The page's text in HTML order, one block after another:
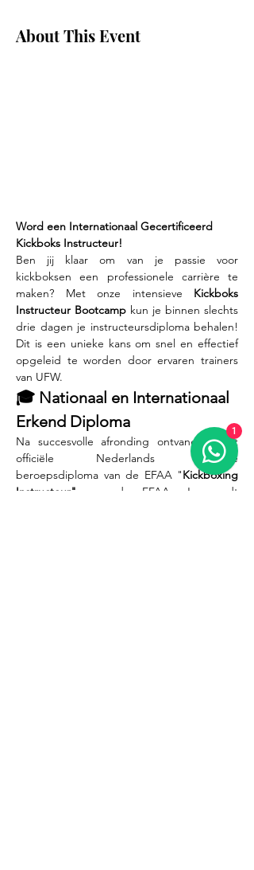
About This Event
Word een Internationaal Gecertificeerd
Kickboks Instructeur!
Ben jij klaar om van je passie voor
kickboksen een professionele carrière te
maken? Met onze intensieve Kickboks
Instructeur Bootcamp kun je binnen slechts
drie dagen je instructeursdiploma behalen!
Dit is een unieke kans om snel en effectief
opgeleid te worden door ervaren trainers
van UFW.
🎓 Nationaal en Internationaal
Erkend Diploma
Na succesvolle afronding ontvang je het
officiële Nederlands erkende
beroepsdiploma van de EFAA "Kickboxing
Instructeur"
van de EFAA. Je wordt
1